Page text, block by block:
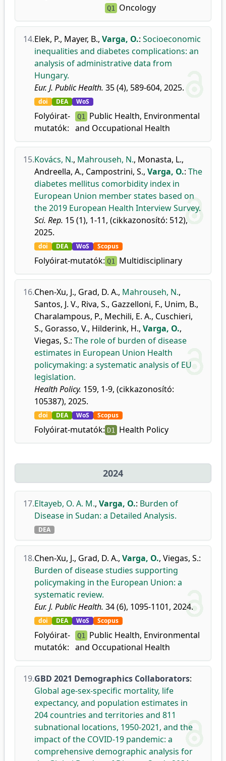
Q1 Oncology
14.Elek, P., Mayer, B., Varga, O.: Socioeconomic
inequalities and diabetes complications: an
analysis of administrative data from
Hungary.
Eur. J. Public Health. 35 (4), 589-604, 2025.
doi DEA WoS
Folyóirat-
mutatók:
Q1 Public Health, Environmental
and Occupational Health
15.Kovács, N., Mahrouseh, N., Monasta, L.,
Andreella, A., Campostrini, S., Varga, O.: The
diabetes mellitus comorbidity index in
European Union member states based on
the 2019 European Health Interview Survey.
Sci. Rep. 15 (1), 1-11, (cikkazonosító: 512),
2025.
doi DEA WoS Scopus
Folyóirat-mutatók: Q1 Multidisciplinary
16.Chen-Xu, J., Grad, D. A., Mahrouseh, N.,
Santos, J. V., Riva, S., Gazzelloni, F., Unim, B.,
Charalampous, P., Mechili, E. A., Cuschieri,
S., Gorasso, V., Hilderink, H., Varga, O.,
Viegas, S.: The role of burden of disease
estimates in European Union Health
policymaking: a systematic analysis of EU
legislation.
Health Policy. 159, 1-9, (cikkazonosító:
105387), 2025.
doi DEA WoS Scopus
Folyóirat-mutatók: D1 Health Policy
2024
17.Eltayeb, O. A. M., Varga, O.: Burden of
Disease in Sudan: a Detailed Analysis.
DEA
18.Chen-Xu, J., Grad, D. A., Varga, O., Viegas, S.:
Burden of disease studies supporting
policymaking in the European Union: a
systematic review.
Eur. J. Public Health. 34 (6), 1095-1101, 2024.
doi DEA WoS Scopus
Folyóirat-
mutatók:
Q1 Public Health, Environmental
and Occupational Health
19.GBD 2021 Demographics Collaborators:
Global age-sex-specific mortality, life
expectancy, and population estimates in
204 countries and territories and 811
subnational locations, 1950-2021, and the
impact of the COVID-19 pandemic: a
comprehensive demographic analysis for